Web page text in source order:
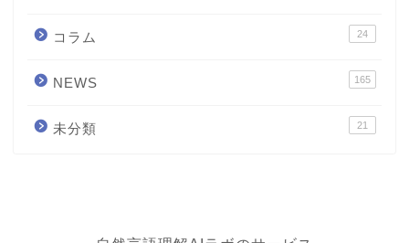
コラム 24
NEWS 165
未分類 21